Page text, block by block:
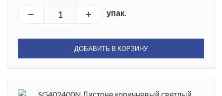
упак.
ДОБАВИТЬ В КОРЗИНУ